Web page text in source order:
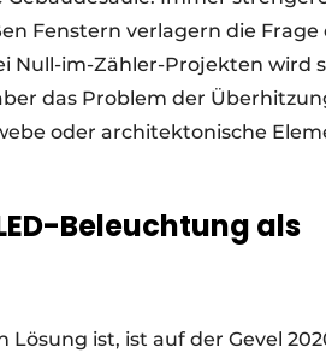
Fenstern verlagern die Frage
Null-im-Zähler-Projekten wird
das Problem der
oder architektonische
Beleuchtung als
ist, ist auf der Gevel